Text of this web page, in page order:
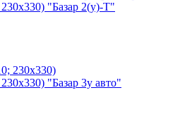
"Базар 2(у)-Т"
"Базар 3у авто"